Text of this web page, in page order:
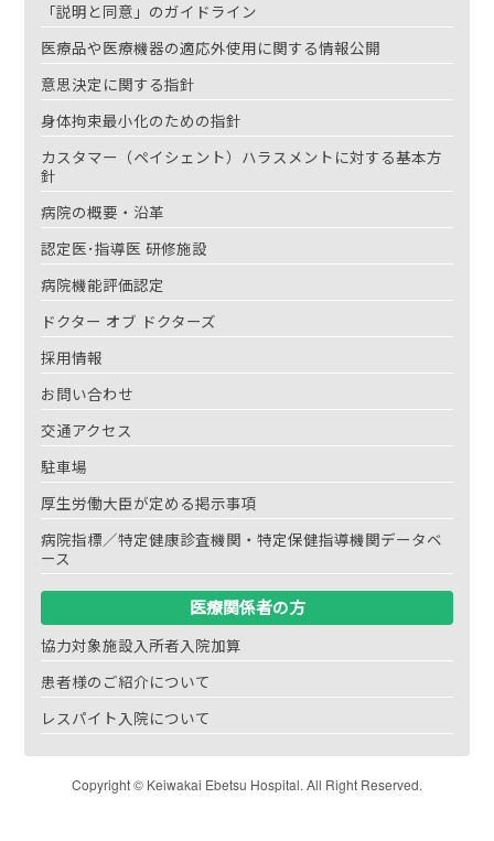
「説明と同意」のガイドライン
医療品や医療機器の適応外使用に関する情報公開
意思決定に関する指針
身体拘束最小化のための指針
カスタマー（ペイシェント）ハラスメントに対する基本方
針
病院の概要・沿革
認定医･指導医 研修施設
病院機能評価認定
ドクター オブ ドクターズ
採用情報
お問い合わせ
交通アクセス
駐車場
厚生労働大臣が定める掲示事項
病院指標／特定健康診査機関・特定保健指導機関データベ
ース
医療関係者の方
協力対象施設入所者入院加算
患者様のご紹介について
レスパイト入院について
Copyright © Keiwakai Ebetsu Hospital. All Right Reserved.